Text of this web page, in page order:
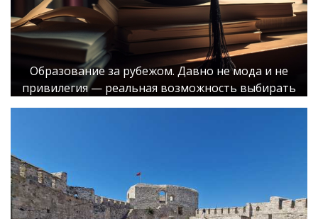
Образование за рубежом. Давно не мода и не
привилегия — реальная возможность выбирать